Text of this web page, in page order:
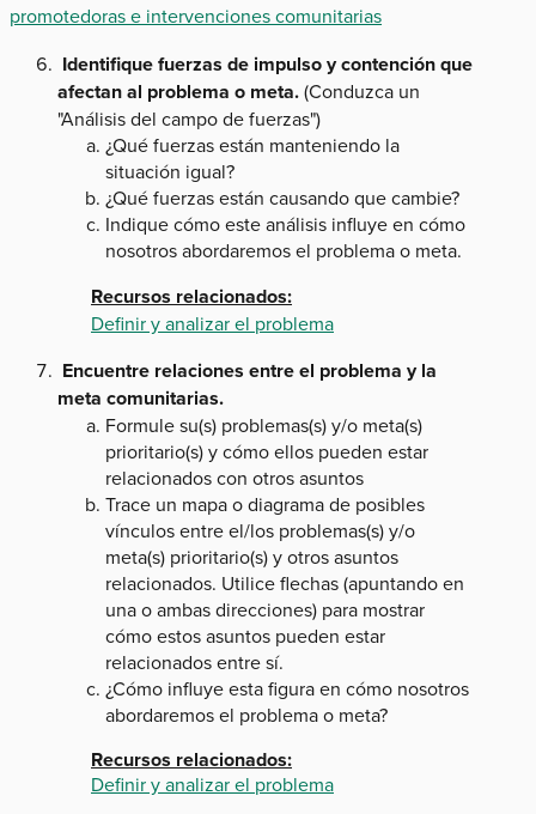
promotedoras e intervenciones comunitarias
Identifique fuerzas de impulso y contención que
afectan al problema o meta.(Conduzca un
"Análisis del campo de fuerzas")
¿Qué fuerzas están manteniendo la
situación igual?
¿Qué fuerzas están causando que cambie?
Indique cómo este análisis influye en cómo
nosotros abordaremos el problema o meta.
Recursos relacionados:
Definir y analizar el problema
Encuentre relaciones entre el problema y la
meta comunitarias.
Formule su(s) problemas(s) y/o meta(s)
prioritario(s) y cómo ellos pueden estar
relacionados con otros asuntos
Trace un mapa o diagrama de posibles
vínculos entre el/los problemas(s) y/o
meta(s) prioritario(s) y otros asuntos
relacionados. Utilice flechas (apuntando en
una o ambas direcciones) para mostrar
cómo estos asuntos pueden estar
relacionados entre sí.
¿Cómo influye esta figura en cómo nosotros
abordaremos el problema o meta?
Recursos relacionados:
Definir y analizar el problema